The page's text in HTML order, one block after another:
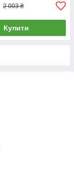
2 003 ₴
Купити